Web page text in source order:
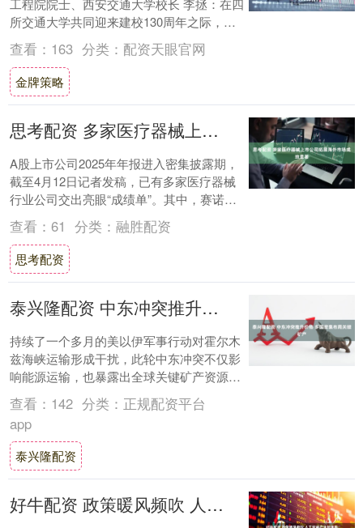
工程院院士、西安交通大学校长 李拯：在四
所交通大学共同迎来建校130周年之际，习
近平总书记给全体师生回信，强调“传承弘
扬....
查看： 163 分类： 配资天眼官网
金牌策略
思考配资 多家医疗器械上市公司拓展海外市场成效显著
A股上市公司2025年年报进入密集披露期，
截至4月12日记者发稿，已有多家医疗器械
行业公司交出亮眼“成绩单”。其中，赛诺医
疗科学技术股份有限公司（以下简称“赛诺....
查看： 61 分类： 融胜配资
思考配资
泰兴隆配资 中东冲突推升价格 多国密集布局关键矿产
持续了一个多月的美以伊军事行动对霍尔木
兹海峡运输形成干扰，此轮中东冲突不仅影
响能源运输，也暴露出全球关键矿产资源供
应链的脆弱性，推动全球多种关键矿产价格
出现大幅....
查看： 142 分类： 正规配资平台
app
泰兴隆配资
好牛配资 政策暖风频吹 人工智能产业加速跑